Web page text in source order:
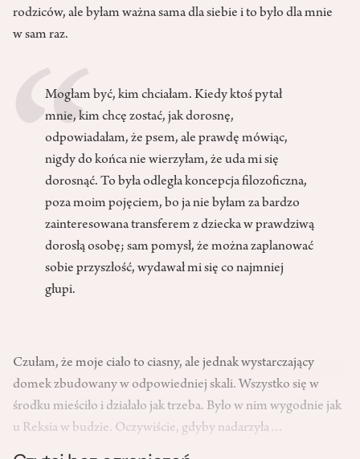
rodziców, ale byłam ważna sama dla siebie i to było dla mnie
w sam raz.
Mogłam być, kim chciałam. Kiedy ktoś pytał
mnie, kim chcę zostać, jak dorosnę,
odpowiadałam, że psem, ale prawdę mówiąc,
nigdy do końca nie wierzyłam, że uda mi się
dorosnąć. To była odległa koncepcja filozoficzna,
poza moim pojęciem, bo ja nie byłam za bardzo
zainteresowana transferem z dziecka w prawdziwą
dorosłą osobę; sam pomysł, że można zaplanować
sobie przyszłość, wydawał mi się co najmniej
głupi.
Czułam, że moje ciało to ciasny, ale jednak wystarczający
domek zbudowany w odpowiedniej skali. Wszystko się w
środku mieściło i działało jak trzeba. Było w nim wygodnie jak
u Reksia w budzie. Oczywiście, gdyby nadarzyła…